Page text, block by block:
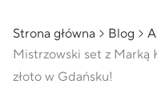
Strona główna Blog
Mistrzowski set z Marką
złoto w Gdańsku!